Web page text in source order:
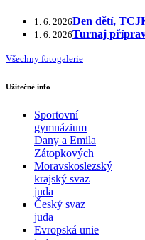
1. 6. 2026Den dětí,
1. 6. 2026Turnaj
Všechny fotogalerie
Užitečné info
Sportovní
gymnázium
Dany a Emila
Zátopkových
Moravskoslezský
krajský svaz
juda
Český svaz
juda
Evropská unie